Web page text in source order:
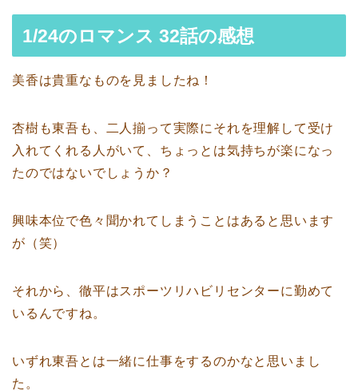
1/24のロマンス 32話の感想
美香は貴重なものを見ましたね！
杏樹も東吾も、二人揃って実際にそれを理解して受け
入れてくれる人がいて、ちょっとは気持ちが楽になっ
たのではないでしょうか？
興味本位で色々聞かれてしまうことはあると思います
が（笑）
それから、徹平はスポーツリハビリセンターに勤めて
いるんですね。
いずれ東吾とは一緒に仕事をするのかなと思いまし
た。